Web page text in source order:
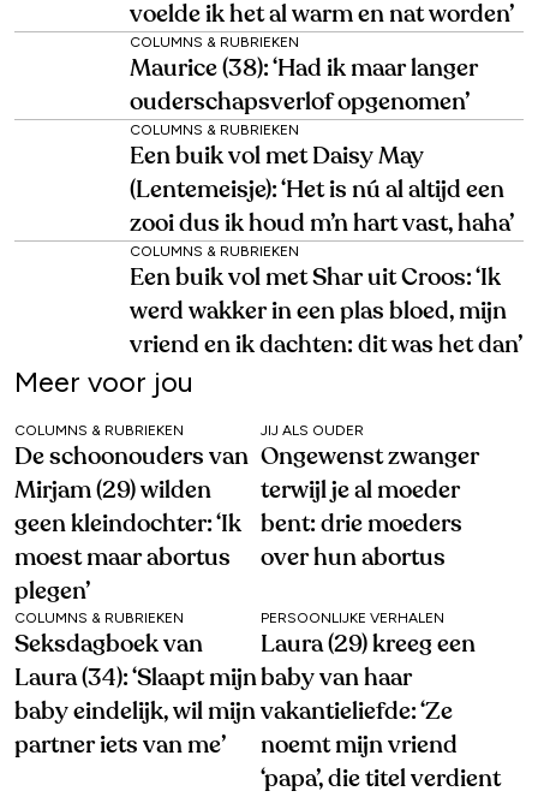
voelde ik het al warm en nat worden’
COLUMNS & RUBRIEKEN
Maurice (38): ‘Had ik maar langer
ouderschapsverlof opgenomen’
COLUMNS & RUBRIEKEN
Een buik vol met Daisy May
(Lentemeisje): ‘Het is nú al altijd een
zooi dus ik houd m’n hart vast, haha’
COLUMNS & RUBRIEKEN
Een buik vol met Shar uit Croos: ‘Ik
werd wakker in een plas bloed, mijn
vriend en ik dachten: dit was het dan’
Meer voor jou
COLUMNS & RUBRIEKEN
De schoonouders van
Mirjam (29) wilden
geen kleindochter: ‘Ik
moest maar abortus
plegen’
JIJ ALS OUDER
Ongewenst zwanger
terwijl je al moeder
bent: drie moeders
over hun abortus
COLUMNS & RUBRIEKEN
Seksdagboek van
Laura (34): ‘Slaapt mijn
baby eindelijk, wil mijn
partner iets van me’
PERSOONLIJKE VERHALEN
Laura (29) kreeg een
baby van haar
vakantieliefde: ‘Ze
noemt mijn vriend
‘papa’, die titel verdient